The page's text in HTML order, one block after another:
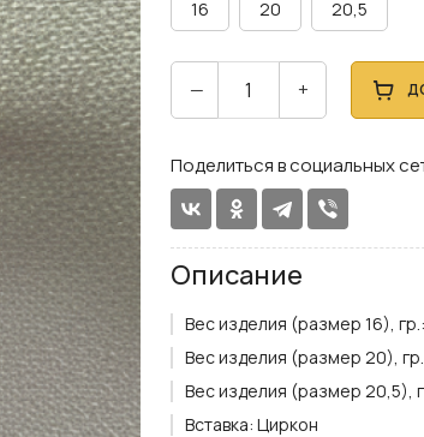
16 20 20,5
— +
Поделиться в социальных
Описание
Вес изделия (размер 16), гр.:
Вес изделия (размер 20),
Вес изделия (размер 20,5),
Вставка: Циркон